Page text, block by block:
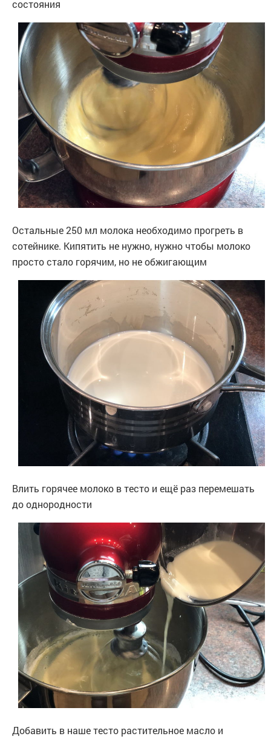
состояния
Остальные 250 мл молока необходимо прогреть в
сотейнике. Кипятить не нужно, нужно чтобы молоко
просто стало горячим, но не обжигающим
Влить горячее молоко в тесто и ещё раз перемешать
до однородности
Добавить в наше тесто растительное масло и